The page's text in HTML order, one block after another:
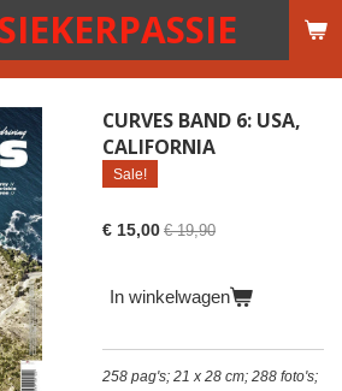
CURVES BAND 6: USA,
CALIFORNIA
Sale!
€ 15,00 € 19,90
In winkelwagen
258 pag's; 21 x 28 cm; 288 foto's;